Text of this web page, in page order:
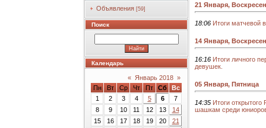
Объявления [59]
Поиск
Календарь
« Январь 2018 »
Пн
Вт Ср Чт Пт Сб
Вс
1
2 3 4 5 6
7
8
9 10 11 12 13
14
15
16 17 18 19 20
21
21 Января,
18:06 Итоги матчевой
14 Января,
16:16 Итоги личного
девушек.
05 Января, Пятница
14:35 Итоги открытого
шашкам среди